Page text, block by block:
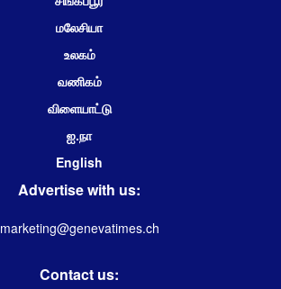
மலேசியா
உலகம்
வணிகம்
விளையாட்டு
ஐ.நா
English
Advertise with us:
marketing@genevatimes.ch
Contact us: